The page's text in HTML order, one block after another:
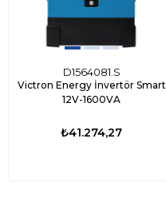
D1564081.S
Victron Energy İnvertör Smart
12V-1600VA
₺41.274,27